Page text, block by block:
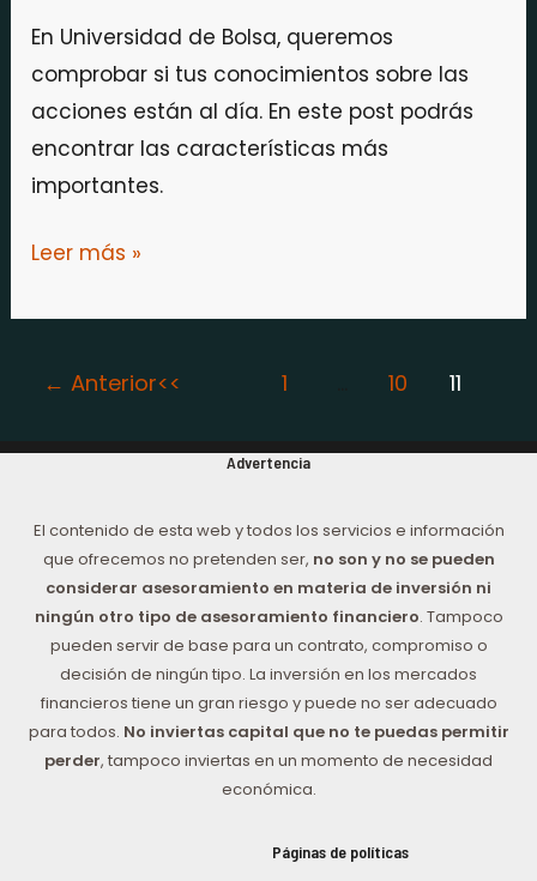
En Universidad de Bolsa, queremos
comprobar si tus conocimientos sobre las
acciones están al día. En este post podrás
encontrar las características más
importantes.
Leer más »
← Anterior 1 10 11
Advertencia
El contenido de esta web y todos los servicios e información
que ofrecemos no pretenden ser, no son y no se pueden
considerar asesoramiento en materia de inversión ni
ningún otro tipo de asesoramiento financiero. Tampoco
pueden servir de base para un contrato, compromiso o
decisión de ningún tipo. La inversión en los mercados
financieros tiene un gran riesgo y puede no ser adecuado
para todos. No inviertas capital que no te puedas permitir
perder, tampoco inviertas en un momento de necesidad
económica.
Páginas de políticas